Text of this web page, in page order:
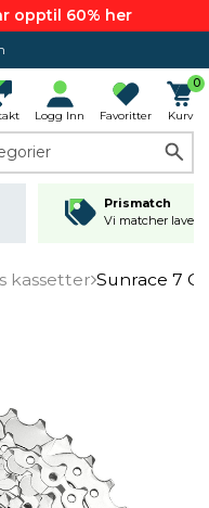
opptil 60% her
Logg Inn Favoritter
0
Kurv
Prismatch
Vi matcher
kassetter Sunrace 7